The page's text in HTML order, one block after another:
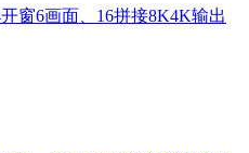
窗6画面、16拼接8K4K输出